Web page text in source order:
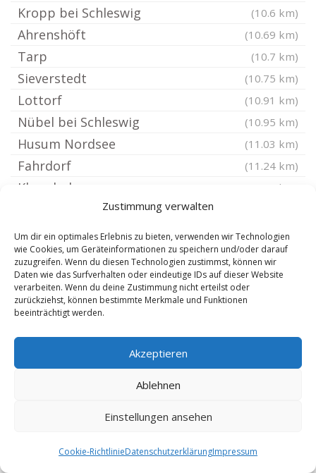
Zustimmung verwalten
Um dir ein optimales Erlebnis zu bieten, verwenden wir Technologien
wie Cookies, um Geräteinformationen zu speichern und/oder darauf
zuzugreifen. Wenn du diesen Technologien zustimmst, können wir
Daten wie das Surfverhalten oder eindeutige IDs auf dieser Website
verarbeiten. Wenn du deine Zustimmung nicht erteilst oder
zurückziehst, können bestimmte Merkmale und Funktionen
beeinträchtigt werden.
Akzeptieren
Ablehnen
Einstellungen ansehen
Cookie-RichtlinieDatenschutzerklärungImpressum
Kropp bei Schleswig (10.6 km)
Ahrenshöft (10.69 km)
Tarp (10.7 km)
Sieverstedt (10.75 km)
Lottorf (10.91 km)
Nübel bei Schleswig (10.95 km)
Husum Nordsee (11.03 km)
Fahrdorf (11.24 km)
Klappholz (11.27 km)
Südermarsch bei Husum (11.53 km)
Süderfahrenstedt (11.61 km)
Wanderup (11.8 km)
Havetoft (11.87 km)
Joldelund
Bohmstedt (12.01 km)